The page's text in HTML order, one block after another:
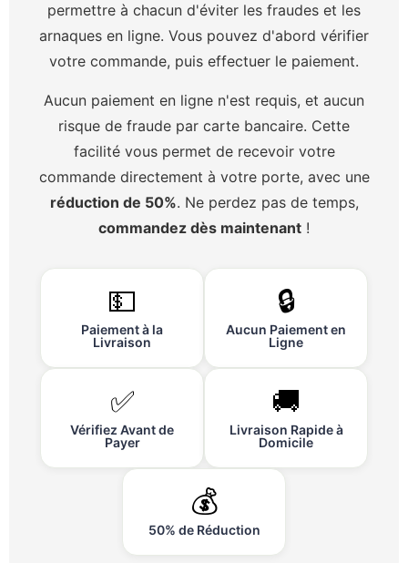
permettre à chacun d'éviter les fraudes et les
arnaques en ligne. Vous pouvez d'abord vérifier
votre commande, puis effectuer le paiement.
Aucun paiement en ligne n'est requis, et aucun
risque de fraude par carte bancaire. Cette
facilité vous permet de recevoir votre
commande directement à votre porte, avec une
réduction de 50%. Ne perdez pas de temps,
commandez dès maintenant !
💵
Paiement à la
Livraison
🔒
Aucun Paiement en
Ligne
✅
Vérifiez Avant de
Payer
🚚
Livraison Rapide à
Domicile
💰
50% de Réduction